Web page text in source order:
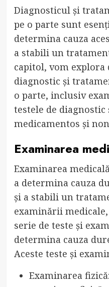
Diagnosticul și
pe o parte sunt
determina cauza
a stabili un
capitol, vom
diagnostic și
o parte, inclusiv
testele de
medicamentos și
Examinarea
Examinarea
a determina cauza
și a stabili un
examinării
serie de teste și
determina cauza
Aceste teste și
Examinarea